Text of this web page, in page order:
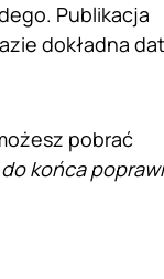
Publikacja
dokładna
pobrać
końca